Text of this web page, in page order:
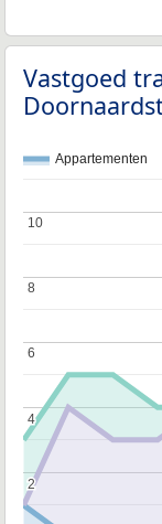
Vastgoed
Appartementen
2
2
4
4
6
6
8
8
10
10